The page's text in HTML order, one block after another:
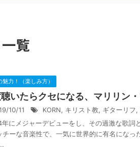
一覧
魅力！（楽しみ方）
いたらクセになる、マリリン
10/11 KORN, キリスト教, ギターリフ,
にメジャーデビューをし、その過激な歌詞
チーな音楽性で、一気に世界的に有名にな